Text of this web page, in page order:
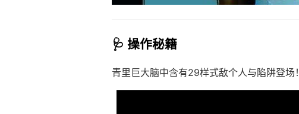
🩺 操作秘籍
青里巨大脑中含有29样式敌个人与陷阱登场！